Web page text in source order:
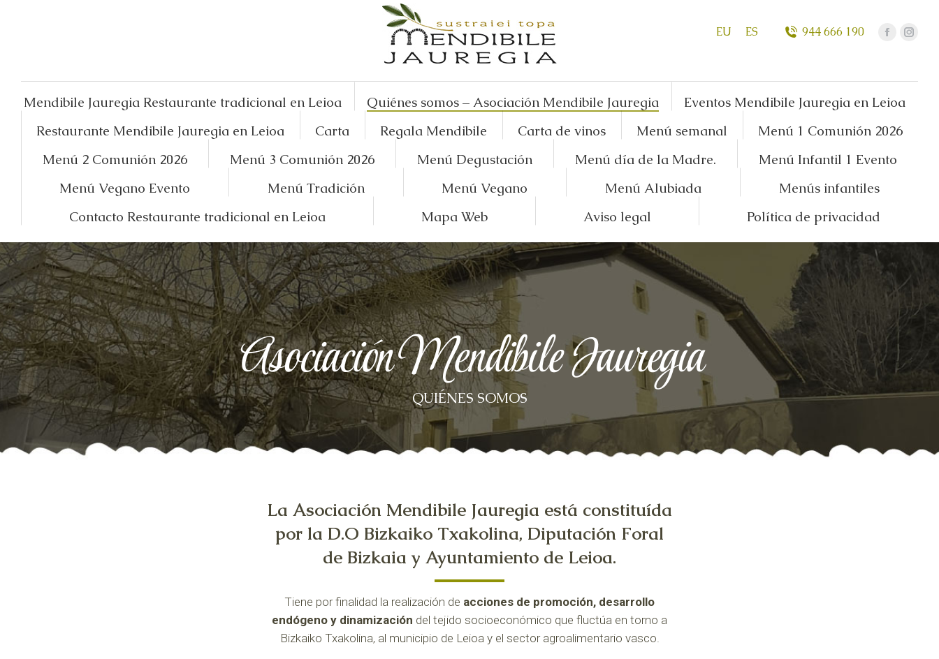
EU ES 944 666 190
Mendibile Jauregia Restaurante tradicional en Leioa Quiénes somos – Asociación Mendibile Jauregia
Eventos Mendibile Jauregia en Leioa
Restaurante Mendibile Jauregia en Leioa
Carta Regala Mendibile Carta de vinos Menú semanal
Menú 1 Comunión 2026
Menú 2 Comunión 2026
Menú 3 Comunión 2026 Menú Degustación Menú día de la Madre.
Menú Infantil 1 Evento
Menú Vegano Evento
Menú Tradición Menú Vegano Menú Alubiada
Menús infantiles
Contacto Restaurante tradicional en Leioa
Mapa Web Aviso legal Política de privacidad
Asociación Mendibile Jauregia
QUIÉNES SOMOS
La Asociación Mendibile Jauregia está constituída
por la D.O Bizkaiko Txakolina, Diputación Foral
de Bizkaia y Ayuntamiento de Leioa.
Tiene por finalidad la realización de acciones de promoción, desarrollo
endógeno y dinamización del tejido socioeconómico que fluctúa en torno a
Bizkaiko Txakolina, al municipio de Leioa y el sector agroalimentario vasco.